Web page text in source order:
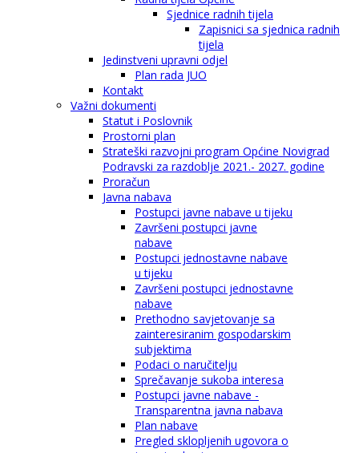
Sjednice radnih tijela
Zapisnici sa sjednica radnih
tijela
Jedinstveni upravni odjel
Plan rada JUO
Kontakt
Važni dokumenti
Statut i Poslovnik
Prostorni plan
Strateški razvojni program Općine Novigrad
Podravski za razdoblje 2021.- 2027. godine
Proračun
Javna nabava
Postupci javne nabave u tijeku
Završeni postupci javne
nabave
Postupci jednostavne nabave
u tijeku
Završeni postupci jednostavne
nabave
Prethodno savjetovanje sa
zainteresiranim gospodarskim
subjektima
Podaci o naručitelju
Sprečavanje sukoba interesa
Postupci javne nabave -
Transparentna javna nabava
Plan nabave
Pregled sklopljenih ugovora o